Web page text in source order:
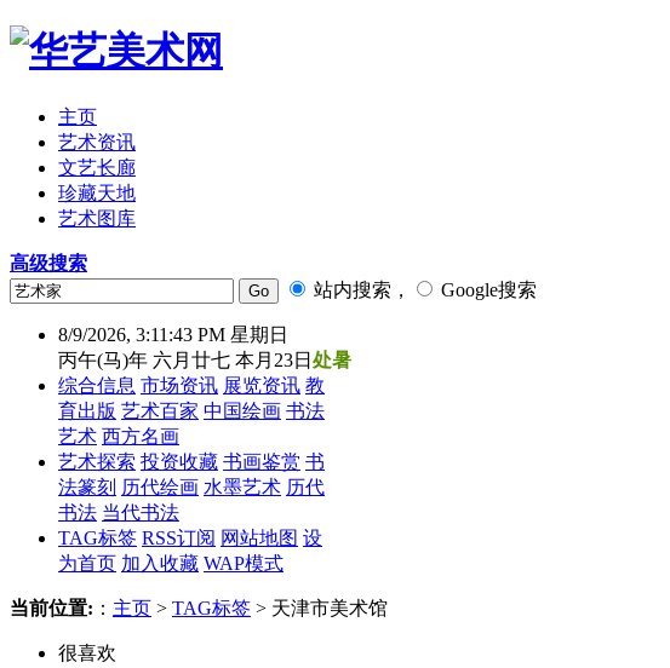
主页
艺术资讯
文艺长廊
珍藏天地
艺术图库
高级搜索
站内搜索，
Google搜索
8/9/2026, 3:11:43 PM 星期日
丙午(马)年 六月廿七 本月23日 处暑
综合信息 市场资讯 展览资讯 教
育出版 艺术百家 中国绘画 书法
艺术 西方名画
艺术探索 投资收藏 书画鉴赏 书
法篆刻 历代绘画 水墨艺术 历代
书法 当代书法
TAG标签 RSS订阅 网站地图 设
为首页 加入收藏 WAP模式
当前位置: ： 主页 > TAG标签 > 天津市美术馆
很喜欢